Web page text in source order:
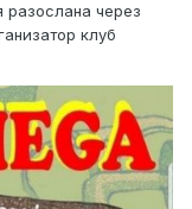
разослана через
клуб